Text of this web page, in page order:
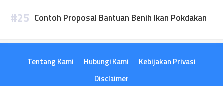
Contoh Proposal Bantuan Benih Ikan Pokdakan
Tentang Kami Hubungi Kami
Kebijakan Privasi
Disclaimer